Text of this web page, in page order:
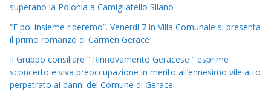
superano la Polonia a Camigliatello Silano
“E poi insieme rideremo”. Venerdì 7 in Villa Comunale si presenta
il primo romanzo di Carmen Gerace
Il Gruppo consiliare “ Rinnovamento Geracese ” esprime
sconcerto e viva preoccupazione in merito all’ennesimo vile atto
perpetrato ai danni del Comune di Gerace